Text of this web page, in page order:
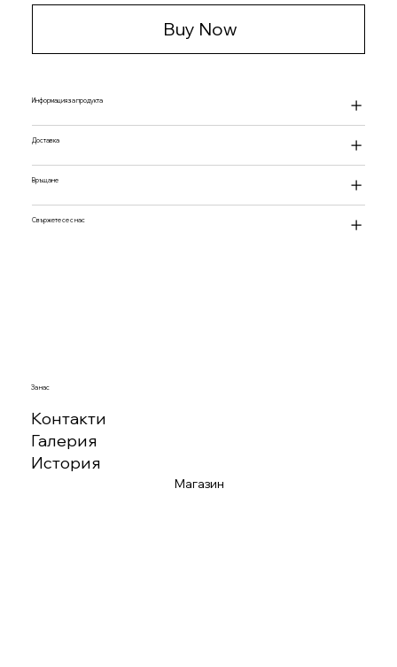
Buy Now
Информация за продукта
Доставка
Връщане
Свържете се с нас
За нас
Контакти
Галерия
История
Магазин